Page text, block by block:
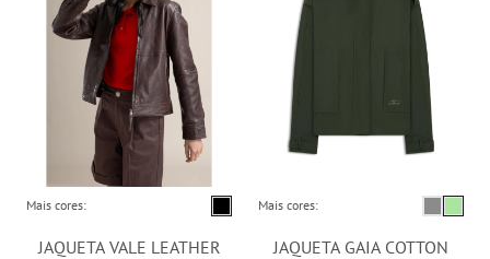
Mais cores:
JAQUETA VALE LEATHER
Mais cores:
JAQUETA GAIA COTTON